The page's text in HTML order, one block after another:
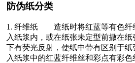
防伪纸分类
1. 纤维纸 造纸时将红蓝等有色纤
入纸浆内，或在纸张未定型前撒在
下有荧光反射，使纸中带有区别于
入纸浆中的红蓝纤维丝和彩点有彩